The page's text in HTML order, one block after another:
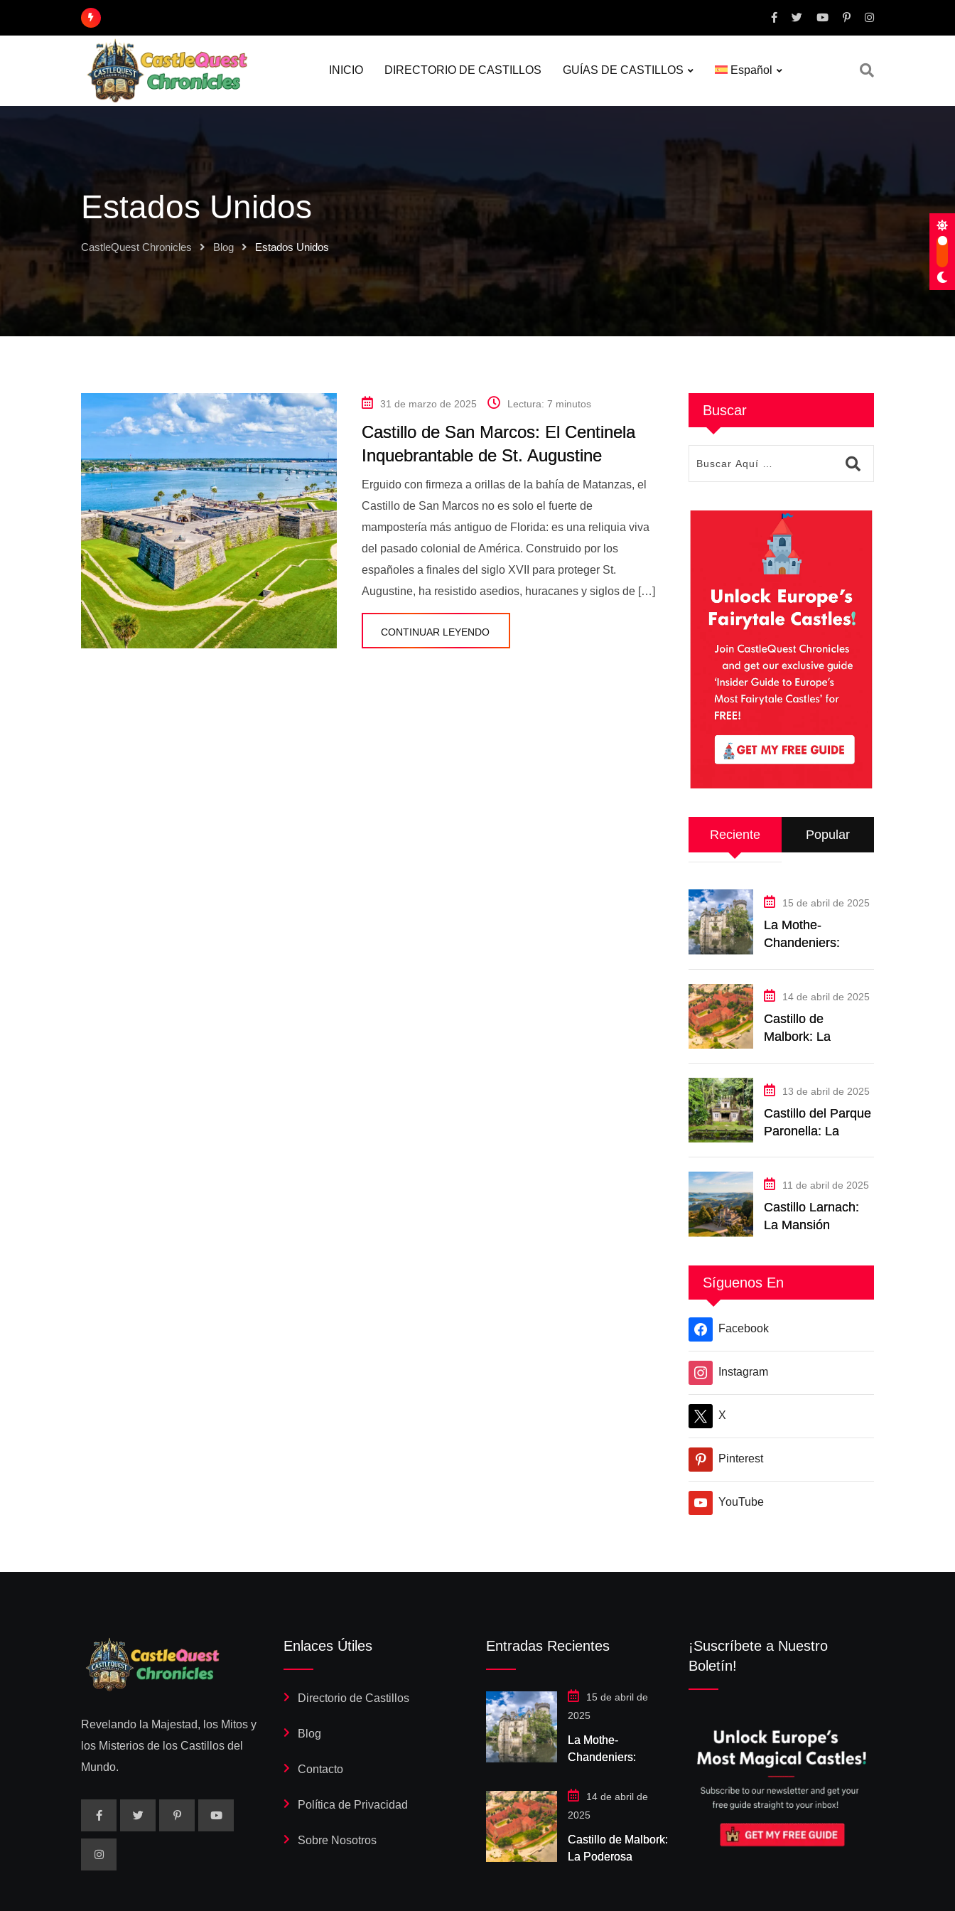
INICIO DIRECTORIO DE CASTILLOS GUÍAS DE CASTILLOS Español
Estados Unidos
CastleQuest Chronicles Blog Estados Unidos
31 de marzo de 2025 Lectura: 7 minutos
Castillo de San Marcos: El Centinela
Inquebrantable de St. Augustine
Erguido con firmeza a orillas de la bahía de Matanzas, el
Castillo de San Marcos no es solo el fuerte de
mampostería más antiguo de Florida: es una reliquia viva
del pasado colonial de América. Construido por los
españoles a finales del siglo XVII para proteger St.
Augustine, ha resistido asedios, huracanes y siglos de […]
CONTINUAR LEYENDO
Buscar
Reciente Popular
15 de abril de 2025
La Mothe-
Chandeniers:
en ruinas más
fascinante de
Francia
14 de abril de 2025
Castillo de
Malbork: La
Teutónica de
Polonia
13 de abril de 2025
Castillo del Parque
Paronella: La
Queensland
11 de abril de 2025
Castillo Larnach:
La Mansión
Zelanda
Síguenos En
Facebook
Instagram
X
Pinterest
YouTube
Revelando la Majestad, los Mitos y
los Misterios de los Castillos del
Mundo.
Enlaces Útiles
Directorio de Castillos
Blog
Contacto
Política de Privacidad
Sobre Nosotros
Entradas Recientes
15 de abril de
2025
La Mothe-
Chandeniers:
romántico en ruinas
14 de abril de
2025
Castillo de Malbork:
La Poderosa
¡Suscríbete a Nuestro
Boletín!